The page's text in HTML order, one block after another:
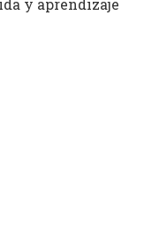
y aprendizaje